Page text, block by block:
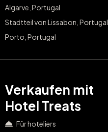
Algarve, Portugal
Stadtteil von Lissabon, Portugal
Porto, Portugal
Verkaufen mit
Hotel Treats
Für hoteliers